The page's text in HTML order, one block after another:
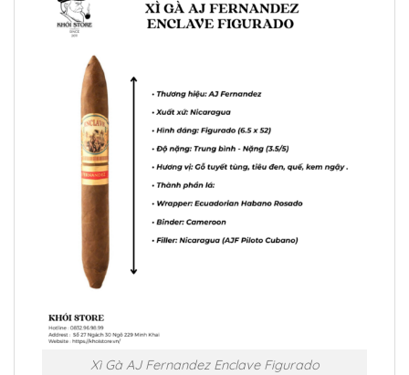
Xì Gà AJ Fernandez Enclave Figurado